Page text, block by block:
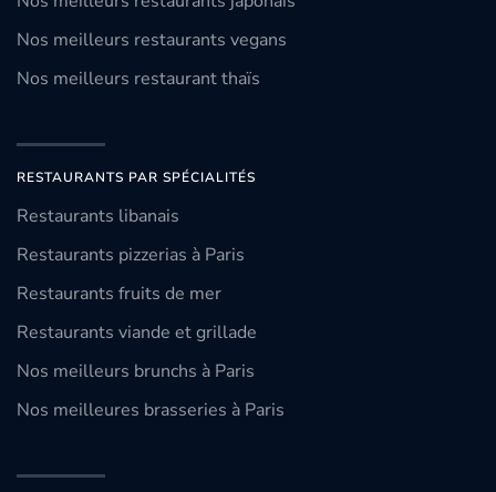
Nos meilleurs restaurants vegans
Nos meilleurs restaurant thaïs
RESTAURANTS PAR SPÉCIALITÉS
Restaurants libanais
Restaurants pizzerias à Paris
Restaurants fruits de mer
Restaurants viande et grillade
Nos meilleurs brunchs à Paris
Nos meilleures brasseries à Paris